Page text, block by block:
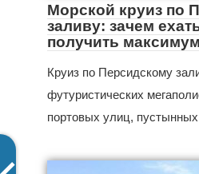
Морской круиз по
заливу: зачем
получить максимум
Круиз по Персидскому
футуристических
портовых улиц, пустынных